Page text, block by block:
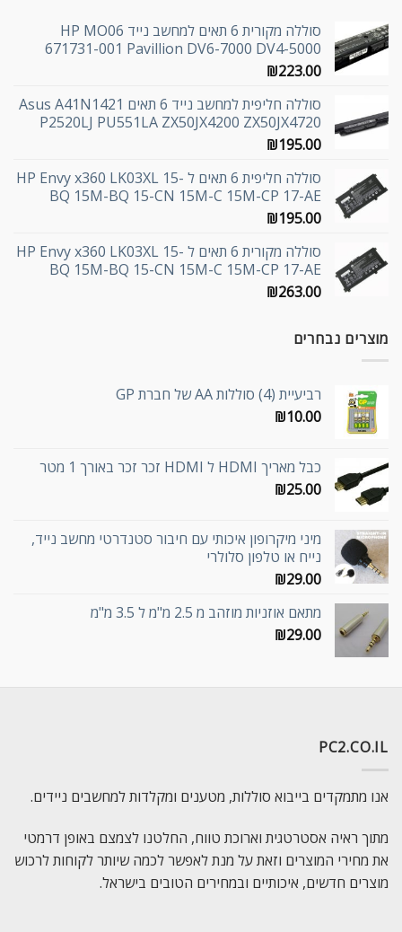
סוללה מקורית 6 תאים למחשב נייד HP MO06
671731-001 Pavillion DV6-7000 DV4-5000
₪223.00
סוללה חליפית למחשב נייד 6 תאים Asus A41N1421
P2520LJ PU551LA ZX50JX4200 ZX50JX4720
₪195.00
סוללה חליפית 6 תאים ל HP Envy x360 LK03XL 15-
BQ 15M-BQ 15-CN 15M-C 15M-CP 17-AE
₪195.00
סוללה מקורית 6 תאים ל HP Envy x360 LK03XL 15-
BQ 15M-BQ 15-CN 15M-C 15M-CP 17-AE
₪263.00
מוצרים נבחרים
רביעיית (4) סוללות AA של חברת GP
₪10.00
כבל מאריך HDMI ל HDMI זכר זכר באורך 1 מטר
₪25.00
מיני מיקרופון איכותי עם חיבור סטנדרטי מחשב נייד,
נייח או טלפון סלולרי
₪29.00
מתאם אוזניות מוזהב מ 2.5 מ"מ ל 3.5 מ"מ
₪29.00
PC2.CO.IL
אנו מתמקדים בייבוא סוללות, מטענים ומקלדות למחשבים ניידים.
מתוך ראיה אסטרטגית וארוכת טווח, החלטנו לצמצם באופן דרמטי
את מחירי המוצרים וזאת על מנת לאפשר לכמה שיותר לקוחות לרכוש
מוצרים חדשים, איכותיים ובמחירים הטובים בישראל.